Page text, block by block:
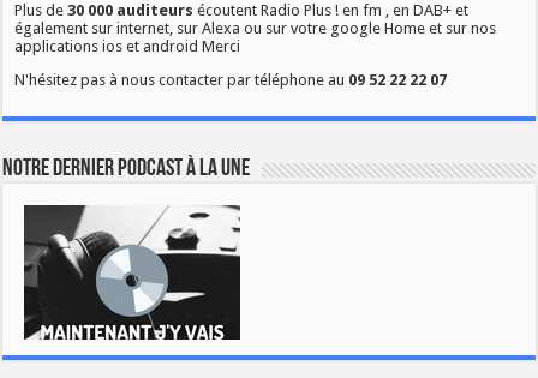
Plus de30 000 auditeurs écoutent Radio Plus ! en fm , en DAB+ et
également sur internet, sur Alexa ou sur votre google Home et sur nos
applications ios et android Merci
N'hésitez pas à nous contacter par téléphone au 09 52 22 22 07
Notre dernier podcast à la une